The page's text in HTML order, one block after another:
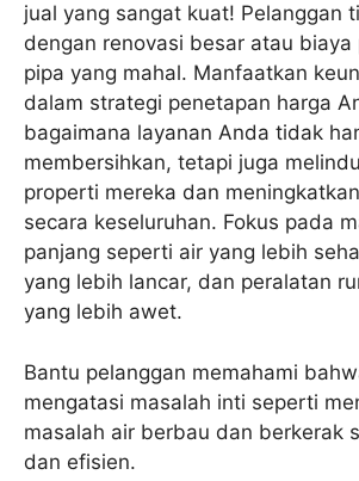
jual yang sangat kuat! Pelanggan
dengan renovasi besar atau biaya
pipa yang mahal. Manfaatkan
dalam strategi penetapan harga
bagaimana layanan Anda tidak
membersihkan, tetapi juga
properti mereka dan
secara keseluruhan. Fokus pada
panjang seperti air yang lebih
yang lebih lancar, dan peralatan
yang lebih awet.
Bantu pelanggan memahami
mengatasi masalah inti seperti
masalah air berbau dan berkerak
dan efisien.